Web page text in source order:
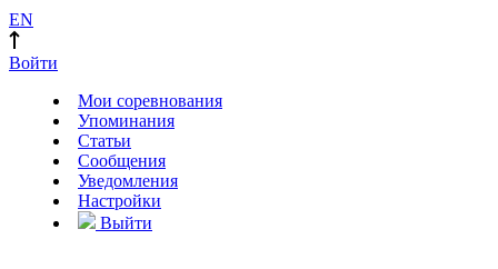
EN
Войти
Мои соревнования
Упоминания
Статьи
Сообщения
Уведомления
Настройки
Выйти